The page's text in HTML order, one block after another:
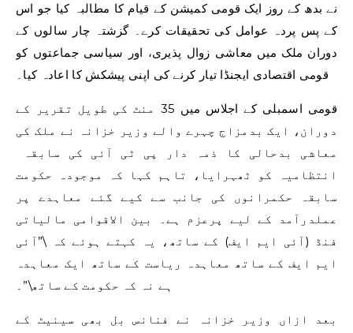
نے بدھ کے روز ایک قومی کمیشن کے قیام کا مطالبہ کیا جو اس
کے پس پردہ عوامل کی تحقیقات کرے۔ گزشتہ چار سالوں کے
دوران ملک میں معاشی زوال پذیری، اور سیاسی جماعتوں کو
قومی اقتصادی ایجنڈا تیار کرنے کی اپنی پیشکش کا اعادہ کیا۔
قومی اسمبلی کے اجلاس میں 35 منٹ کی طویل تقریر کے
دوران، ایک بدمزاج چہرے والے وزیر خزانہ نے ملک کی
معاشی بدحالی کا ذمہ دار پی ٹی آئی کی سابقہ ​​
انتظامیہ کو ٹھہرایا، تاہم کہا کہ موجودہ حکومت
سابقہ ​​حکمرانوں کی جانب سے کیے گئے معاہدے پر
عملدرآمد کے لیے پرعزم ہے۔ بین الاقوامی مالیاتی
فنڈ (آئی ایم ایف) کے ساتھ، یہ کہتے ہوئے کہ \”آئی
ایم ایف کے ساتھ معاہدہ ریاست کے ساتھ ایک معاہدہ
ہے نہ کہ حکومت کے ساتھ\”۔
بعد ازاں وزیر خزانہ نے فنانس بل بھی سینیٹ کے